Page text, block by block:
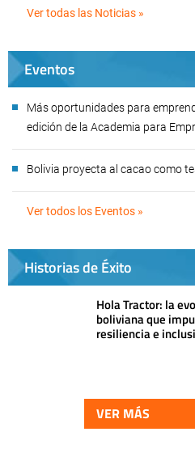
Ver todas las Noticias »
Eventos
Más oportunidades para
edición de la Academia para
Bolivia proyecta al cacao como
Ver todos los Eventos »
Historias de Éxito
Hola Tractor: la
boliviana que
resiliencia e
VER MÁS